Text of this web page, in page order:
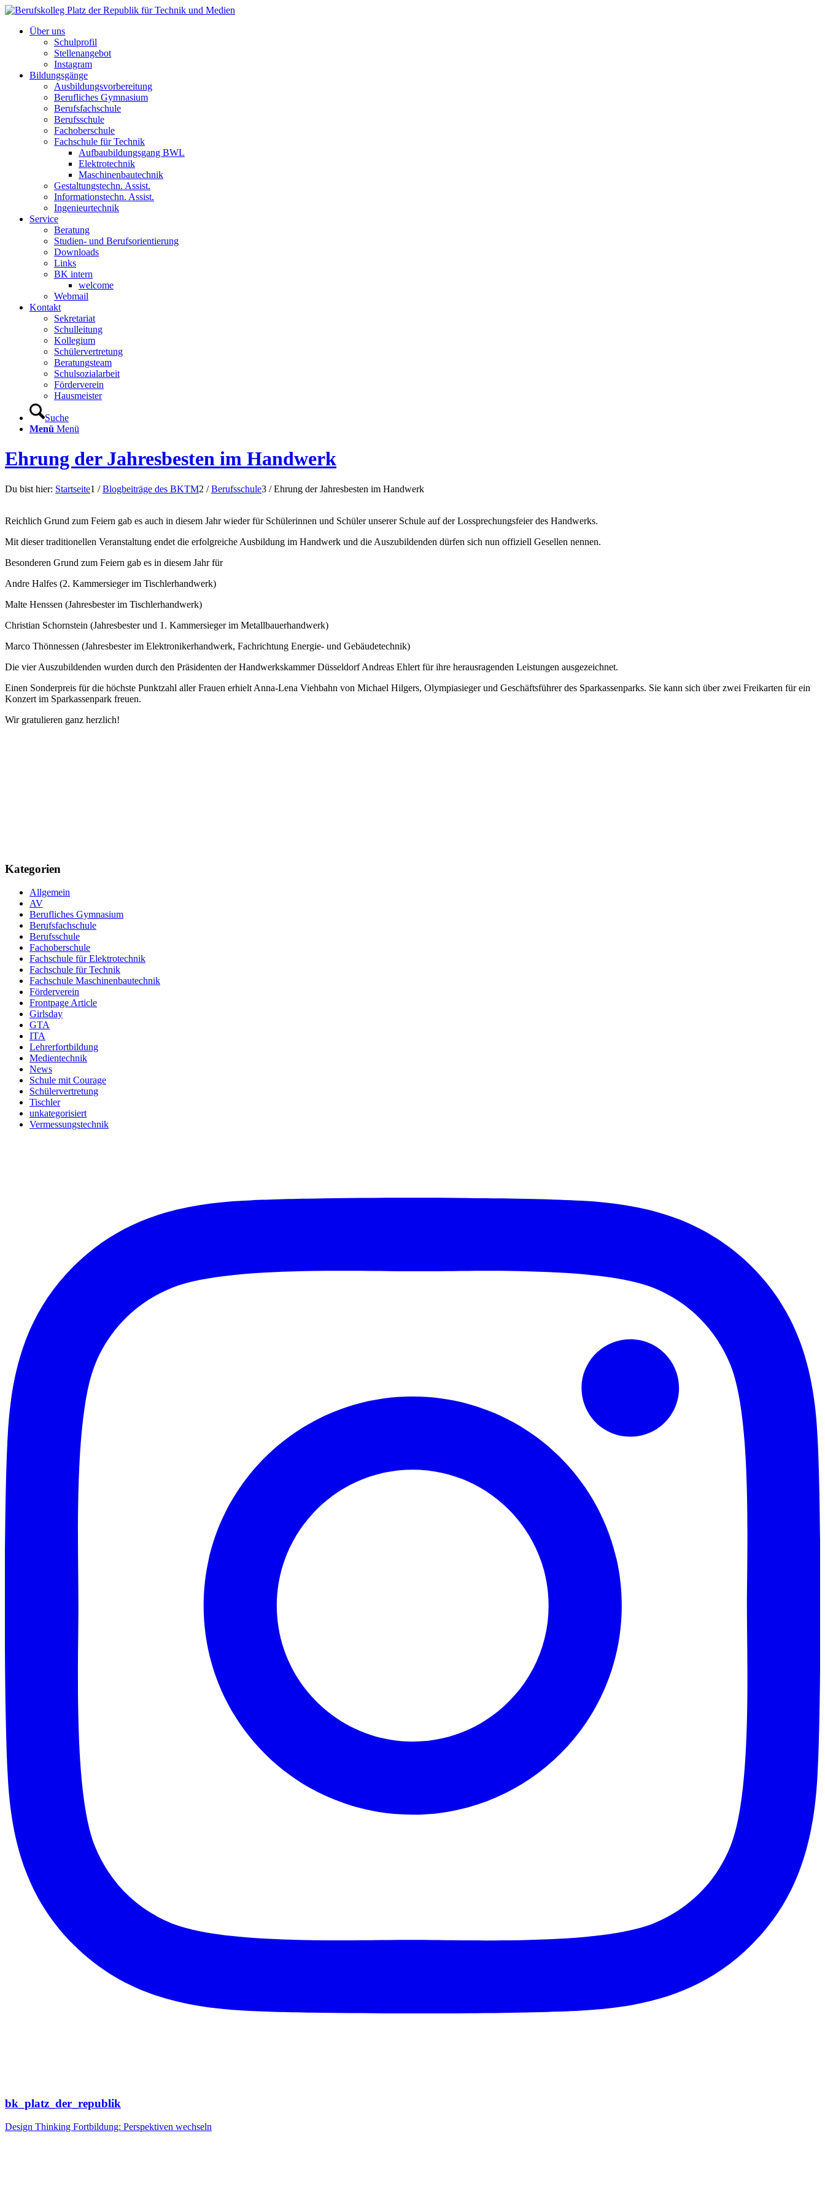
Über uns
Schulprofil
Stellenangebot
Instagram
Bildungsgänge
Ausbildungsvorbereitung
Berufliches Gymnasium
Berufsfachschule
Berufsschule
Fachoberschule
Fachschule für Technik
Aufbaubildungsgang BWL
Elektrotechnik
Maschinenbautechnik
Gestaltungstechn. Assist.
Informationstechn. Assist.
Ingenieurtechnik
Service
Beratung
Studien- und Berufsorientierung
Downloads
Links
BK intern
welcome
Webmail
Kontakt
Sekretariat
Schulleitung
Kollegium
Schülervertretung
Beratungsteam
Schulsozialarbeit
Förderverein
Hausmeister
Suche
Menü Menü
Ehrung der Jahresbesten im Handwerk
Du bist hier: Startseite1 / Blogbeiträge des BKTM2 / Berufsschule3 / Ehrung der Jahresbesten im Handwerk
Reichlich Grund zum Feiern gab es auch in diesem Jahr wieder für Schülerinnen und Schüler unserer Schule auf der Lossprechungsfeier des Handwerks.
Mit dieser traditionellen Veranstaltung endet die erfolgreiche Ausbildung im Handwerk und die Auszubildenden dürfen sich nun offiziell Gesellen nennen.
Besonderen Grund zum Feiern gab es in diesem Jahr für
Andre Halfes (2. Kammersieger im Tischlerhandwerk)
Malte Henssen (Jahresbester im Tischlerhandwerk)
Christian Schornstein (Jahresbester und 1. Kammersieger im Metallbauerhandwerk)
Marco Thönnessen (Jahresbester im Elektronikerhandwerk, Fachrichtung Energie- und Gebäudetechnik)
Die vier Auszubildenden wurden durch den Präsidenten der Handwerkskammer Düsseldorf Andreas Ehlert für ihre herausragenden Leistungen ausgezeichnet.
Einen Sonderpreis für die höchste Punktzahl aller Frauen erhielt Anna-Lena Viehbahn von Michael Hilgers, Olympiasieger und Geschäftsführer des Sparkassenparks. Sie kann sich über zwei Freikarten für ein
Konzert im Sparkassenpark freuen.
Wir gratulieren ganz herzlich!
Kategorien
Allgemein
AV
Berufliches Gymnasium
Berufsfachschule
Berufsschule
Fachoberschule
Fachschule für Elektrotechnik
Fachschule für Technik
Fachschule Maschinenbautechnik
Förderverein
Frontpage Article
Girlsday
GTA
ITA
Lehrerfortbildung
Medientechnik
News
Schule mit Courage
Schülervertretung
Tischler
unkategorisiert
Vermessungstechnik
bk_platz_der_republik
Design Thinking Fortbildung: Perspektiven wechseln